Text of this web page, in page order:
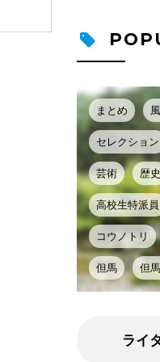
まとめ
セレクション
芸術 歴史
高校生特派員
コウノトリ
但馬 但
ライ